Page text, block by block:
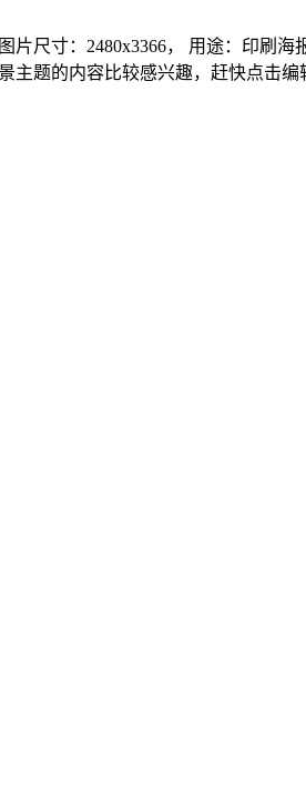
尺寸：2480x3366， 用途：印刷
主题的内容比较感兴趣，赶快点击编